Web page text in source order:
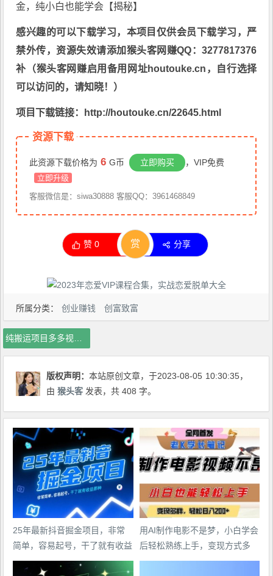
感兴趣的可以下载学习，本项目仅供会员下载学习，严
禁外传，资源失效请添加猴头客网赚QQ：3277817376
补（猴头客网赚启用备用网址houtouke.cn，自行选择
可以访问的，请知晓！）
项目下载链接：http://houtouke.cn/22645.html
资源下载
此资源下载价格为 6 G币 立即购买 ，VIP免费
立即升级
客服微信是：siwa30888 客服QQ：3961468849
赞0 赏 分享
所属分类： 创业赚钱 创富致富
版权声明：本站原创文章，于2023-08-05 10:30:35，
由猴头客 发表，共 408 字。
25年最新抖音掘金项目，非常
简单，容易起号，干了就有收益
那种
用AI制作电影不是梦，小白学会
后轻松熟练上手，变现方式多
样，日入2张+